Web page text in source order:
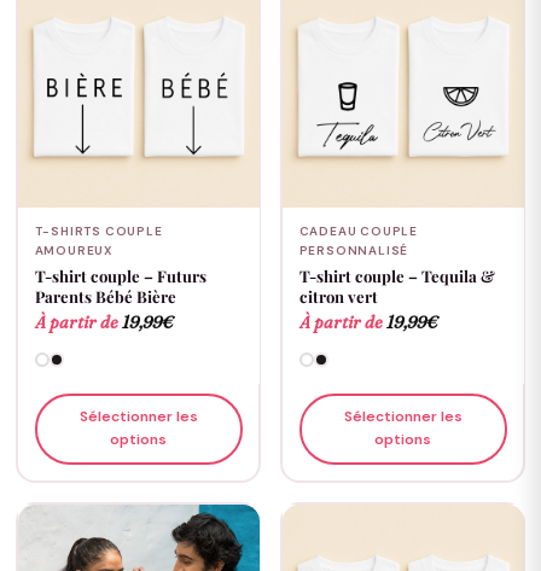
T-SHIRTS COUPLE
AMOUREUX
T-shirt couple – Futurs
Parents Bébé Bière
À partir de 19,99€
Sélectionner les
options
CADEAU COUPLE
PERSONNALISÉ
T-shirt couple – Tequila &
citron vert
À partir de 19,99€
Sélectionner les
options